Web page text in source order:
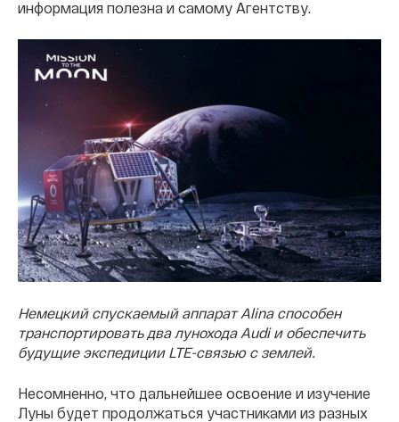
информация полезна и самому Агентству.
Немецкий спускаемый аппарат Alina способен
транспортировать два лунохода Audi и обеспечить
будущие экспедиции LTE-связью с землей.
Несомненно, что дальнейшее освоение и изучение
Луны будет продолжаться участниками из разных